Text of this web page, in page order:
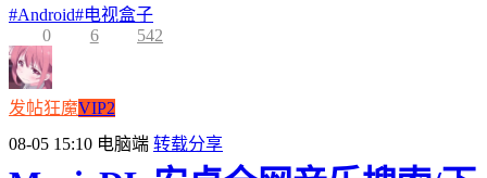
#Android#电视盒子
0
6 542
发帖狂魔VIP2
08-05 15:10 电脑端 转载分享